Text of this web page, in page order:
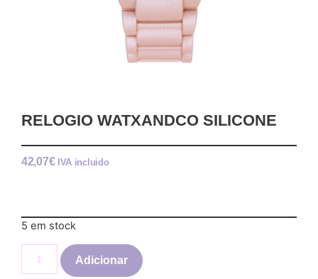
RELOGIO WATXANDCO SILICONE
42,07€ IVA incluido
5 em stock
Adicionar